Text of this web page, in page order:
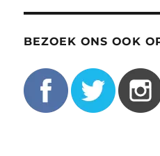
BEZOEK ONS OOK